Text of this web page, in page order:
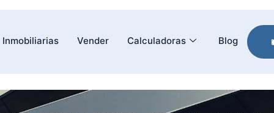
Inmobiliarias Vender Calculadoras Blog